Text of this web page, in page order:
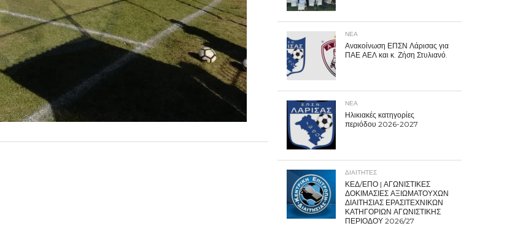
ΝΕΑ
Ανακοίνωση ΕΠΣΝ Λάρισας για
ΠΑΕ ΑΕΛ και κ. Ζήση Στυλιανό.
ΝΕΑ
Ηλικιακές κατηγορίες
περιόδου 2026-2027
ΔΙΑΙΤΗΤΕΣ
ΚΕΔ/ΕΠΟ | ΑΓΩΝΙΣΤΙΚΕΣ
ΔΟΚΙΜΑΣΙΕΣ ΑΞΙΩΜΑΤΟΥΧΩΝ
ΔΙΑΙΤΗΣΙΑΣ ΕΡΑΣΙΤΕΧΝΙΚΩΝ
ΚΑΤΗΓΟΡΙΩΝ ΑΓΩΝΙΣΤΙΚΗΣ
ΠΕΡΙΟΔΟΥ 2026/27